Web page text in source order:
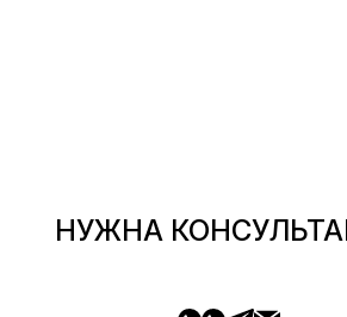
НУЖНА